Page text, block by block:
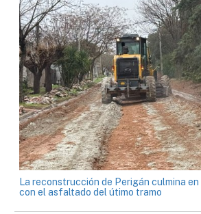
La reconstrucción de Perigán culmina en
con el asfaltado del útimo tramo